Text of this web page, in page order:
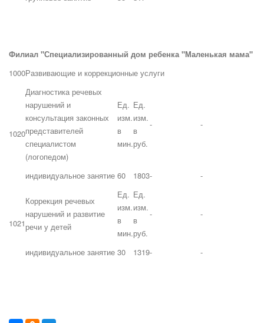
Филиал "Специализированный дом ребенка "Маленькая мама"
1000Развивающие и коррекционные услуги
1020
Диагностика речевых
нарушений и
консультация законных
представителей
специалистом
(логопедом)
Ед.
изм.
в
мин.
Ед.
изм.
в
руб.
- -
индивидуальное занятие 60 1803- -
1021
Коррекция речевых
нарушений и развитие
речи у детей
Ед.
изм.
в
мин.
Ед.
изм.
в
руб.
- -
индивидуальное занятие 30 1319- -